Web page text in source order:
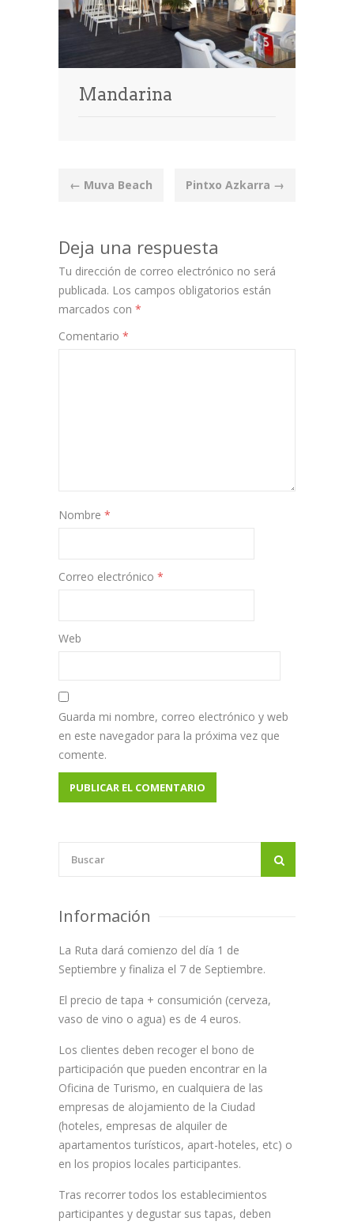
Mandarina
Post
← Muva Beach Pintxo Azkarra →
Deja una respuesta
Tu dirección de correo electrónico no será
publicada. Los campos obligatorios están
marcados con *
Comentario *
Nombre *
Correo electrónico *
Web
Guarda mi nombre, correo electrónico y web
en este navegador para la próxima vez que
comente.
Información
La Ruta dará comienzo del día 1 de
Septiembre y finaliza el 7 de Septiembre.
El precio de tapa + consumición (cerveza,
vaso de vino o agua) es de 4 euros.
Los clientes deben recoger el bono de
participación que pueden encontrar en la
Oficina de Turismo, en cualquiera de las
empresas de alojamiento de la Ciudad
(hoteles, empresas de alquiler de
apartamentos turísticos, apart-hoteles, etc) o
en los propios locales participantes.
Tras recorrer todos los establecimientos
participantes y degustar sus tapas, deben